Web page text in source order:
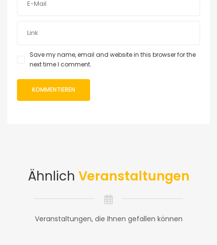
Save my name, email and website in this browser for the
next time I comment.
Ähnlich Veranstaltungen
Veranstaltungen, die Ihnen gefallen können